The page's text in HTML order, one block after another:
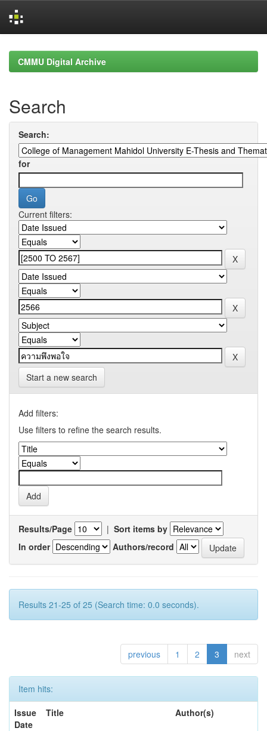
navigationCMMU Digital Archive
Search
Search:
for
Current filters:
Start a new search
Add filters:
Use filters to refine the search results.
Results/Page | Sort items by
In order
Authors/record
Results 21-25 of 25 (Search time: 0.0 seconds).
previous 1 2 3 next
Item hits:
Issue
Date
Title Author(s)